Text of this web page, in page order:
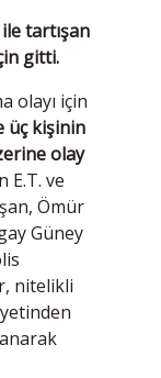
tartışan
gitti.
olayı için
üç kişinin
olay
E.T. ve
Ömür
Güney
nitelikli